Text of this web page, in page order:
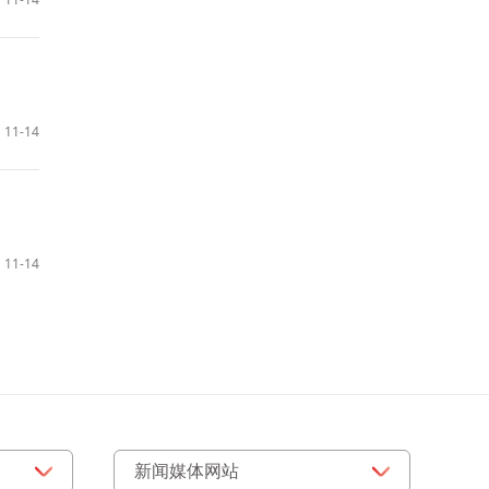
11-14
11-14